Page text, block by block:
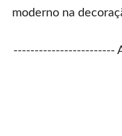
moderno na
------------------------